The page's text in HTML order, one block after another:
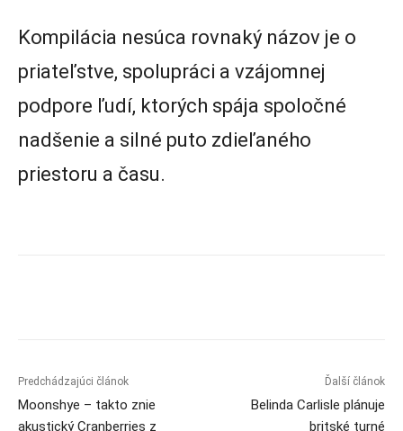
Kompilácia nesúca rovnaký názov je o
priateľstve, spolupráci a vzájomnej
podpore ľudí, ktorých spája spoločné
nadšenie a silné puto zdieľaného
priestoru a času.
Predchádzajúci článok
Moonshye – takto znie
akustický Cranberries z
Ďalší článok
Belinda Carlisle plánuje
britské turné